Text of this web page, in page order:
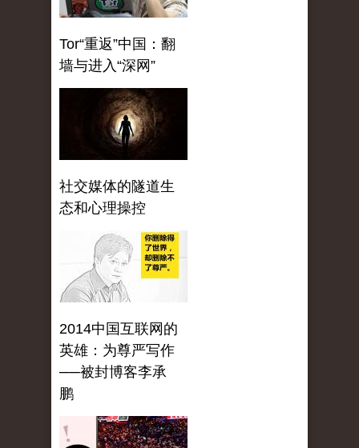
Tor“重返”中国：翻
墙与进入“深网”
社交媒体的隧道生
态和心理操控
2014中国互联网的
英雄：为尊严写作
──被封博客李承
鹏